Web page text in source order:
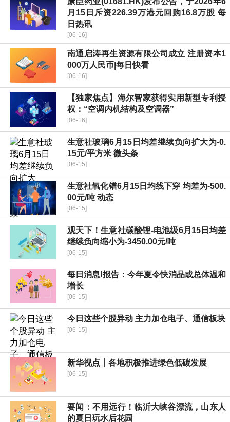
月15日斥资226.39万港元回购16.8万股 每
日热讯
[06-16]
南通启涛再生资源有限公司成立 注册资本1
000万人民币|每日快看
[06-16]
【独家焦点】海尔智家获得实用新型专利授
权：“空调内机结构及空调器”
[06-16]
生意社玻璃6月15日均差继续负向扩大为-0.
15元/平方米 微头条
[06-15]
生意社氧化镨6月15日均线下穿 均差为-500.
00元/吨 动态
[06-15]
观天下！生意社碳酸锂-电池级6月15日均差
继续负向缩小为-3450.00元/吨
[06-15]
每日消息!报告：今年夏令快消品或总体温和
增长
[06-15]
今日这些个股异动 主力加仓电子、通信板块
[06-15]
新华视点丨各地积极推进绿色低碳发展
[06-15]
要闻：不用远行！临沂大峡谷漂流，山东人
的夏日玩水后花园